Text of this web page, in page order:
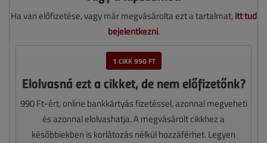
Ha van előfizetése, vagy már megvásárolta ezt a tartalmat, itt tud
bejelentkezni.
1 CIKK 990 FT
Elolvasná ezt a cikket, de nem előfizetőnk?
990 Ft-ért, online bankkártyás fizetéssel, azonnal megveheti
és azonnal elolvashatja. A megvásárolt cikkhez a
későbbiekben is korlátozás nélkül hozzáférhet. Legyen